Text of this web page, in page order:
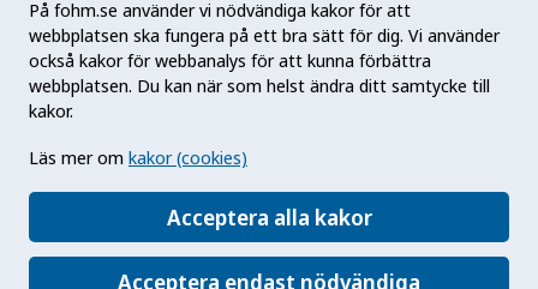
På fohm.se använder vi nödvändiga kakor för att
webbplatsen ska fungera på ett bra sätt för dig. Vi använder
också kakor för webbanalys för att kunna förbättra
webbplatsen. Du kan när som helst ändra ditt samtycke till
kakor.
Läs mer om kakor (cookies)
Acceptera alla kakor
Acceptera endast nödvändiga
Folkhälsomyndigheten (Fohm) är en nationell
kunskapsmyndighet som arbetar för en bättre
folkhälsa. Det gör myndigheten genom att
främja hälsa, förebygga ohälsa och skydda mot
hälsohot. Vår vision är en folkhälsa som stärker
samhällets utveckling.